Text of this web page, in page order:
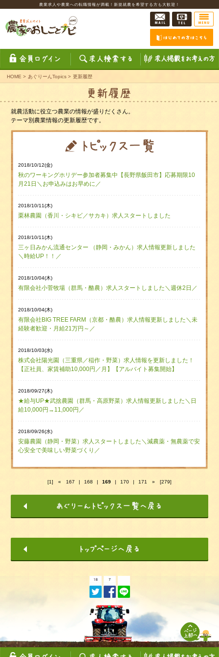
農業求人や農業への転職情報が満載！新規就農を希望する方も大歓迎！
HOME > あぐりーんTopics > 更新履歴
就農活動に役立つ農業の情報が盛りだくさん。
テーマ別農業情報の更新履歴です。
2018/10/12(金)
秋のワーキングホリデー参加者募集中【長野県飯田市】応募期限10
月21日＼お申込みはお早めに／
2018/10/11(木)
栗林農園（香川・シキビ／サカキ）求人スタートしました
2018/10/11(木)
三ヶ日みかん流通センター （静岡・みかん）求人情報更新しました
＼時給UP！！／
2018/10/04(木)
有限会社小菅牧場（群馬・酪農）求人スタートしました＼週休2日／
2018/10/04(木)
有限会社BIG TREE FARM（京都・酪農）求人情報更新しました＼未
経験者歓迎・月給21万円～／
2018/10/03(水)
株式会社陽光園（三重県／稲作・野菜）求人情報を更新しました！
【正社員、家賃補助10,000円／月】【アルバイト募集開始】
2018/09/27(木)
★給与UP★武捨農園（群馬・高原野菜）求人情報更新しました＼日
給10,000円→11,000円／
2018/09/26(水)
安藤農園（静岡・野菜）求人スタートしました＼減農薬・無農薬で安
心安全で美味しい野菜づくり／
[1] « 167 168 169 170 171 » [279]